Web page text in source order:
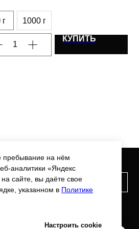
г 1000 г
КУПИТЬ
пребывание на нём
аналитики «Яндекс
сайте, вы даёте свое
указанном в Политике
Настроить cookie
на рассылку